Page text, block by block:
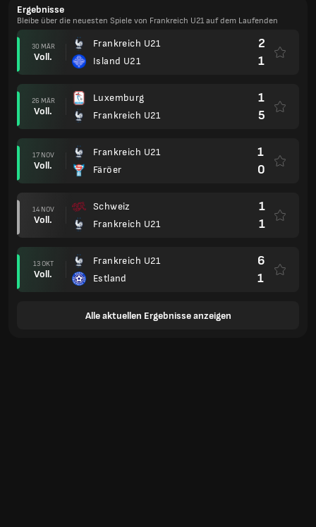
Ergebnisse
Bleibe über die neuesten Spiele von Frankreich U21 auf dem Laufenden
30 MÄR
Voll.
Frankreich U21
Island U21
2
1
26 MÄR
Voll.
Luxemburg
Frankreich U21
1
5
17 NOV
Voll.
Frankreich U21
Färöer
1
0
14 NOV
Voll.
Schweiz
Frankreich U21
1
1
13 OKT
Voll.
Frankreich U21
Estland
6
1
Alle aktuellen Ergebnisse anzeigen